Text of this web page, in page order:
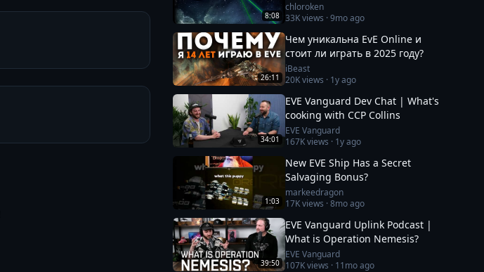
8:08
chloroken
33Kviews ·9mo ago
26:11
Чем уникальна EvE Online и
стоит ли играть в 2025 году?
iBeast
20Kviews · 1y ago
34:01
EVE Vanguard Dev Chat | What's
cooking with CCP Collins
EVE Vanguard
167Kviews · 1y ago
1:03
New EVE Ship Has a Secret
Salvaging Bonus?
markeedragon
17Kviews ·8mo ago
39:50
EVE Vanguard Uplink Podcast |
What is Operation Nemesis?
EVE Vanguard
107Kviews · 11mo ago